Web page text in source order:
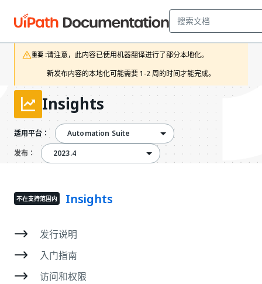
重要 :请注意，此内容已使用机器翻译进行了部分本地化。
新发布内容的本地化可能需要 1-2 周的时间才能完成。
Insights
适用平台：
Automation Suite
发布：
2023.42023.4
不在支持范围内 Insights
发行说明
入门指南
访问和权限